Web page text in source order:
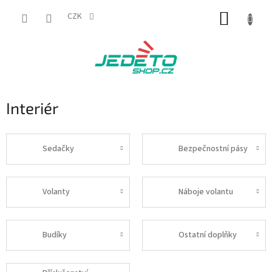
CZK
Interiér
Sedačky Bezpečnostní pásy
Volanty Náboje volantu
Budíky Ostatní doplňky